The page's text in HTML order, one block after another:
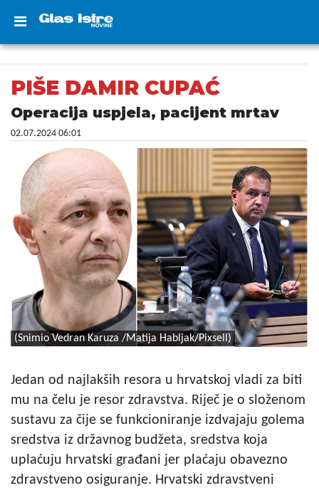
PIŠE DAMIR CUPAĆ
Operacija uspjela, pacijent mrtav
02.07.2024 06:01
(Snimio Vedran Karuza /Matija Habljak/Pixsell)
Jedan od najlakših resora u hrvatskoj vladi za biti
mu na čelu je resor zdravstva. Riječ je o složenom
sustavu za čije se funkcioniranje izdvajaju golema
sredstva iz državnog budžeta, sredstva koja
uplaćuju hrvatski građani jer plaćaju obavezno
zdravstveno osiguranje. Hrvatski zdravstveni